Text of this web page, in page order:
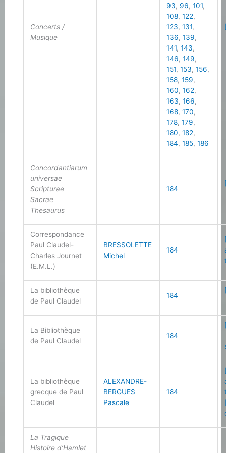
Concerts /
Musique
93, 96,101,
108,122,
123,131,
136,139,
141,143,
146,149,
151,153,156,
158,159,
160,162,
163,166,
168,170,
178,179,
180,182,
184,185,186
Concordantiarum
universae
Scripturae
Sacrae
Thesaurus
184
Correspondance
Paul Claudel-
Charles Journet
(E.M.L.)
BRESSOLETTE
Michel
184
La bibliothèque
de Paul Claudel
184
La Bibliothèque
de Paul Claudel
184
La bibliothèque
grecque de Paul
Claudel
ALEXANDRE-
BERGUES
Pascale
184
La Tragique
Histoire d’Hamlet